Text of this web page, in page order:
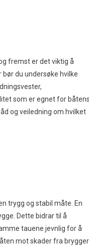
fremst er det viktig å
du undersøke hvilke
som er egnet for båtens
og veiledning om hvilket
trygg og stabil måte. En
Dette bidrar til å
tauene jevnlig for å
mot skader fra brygger